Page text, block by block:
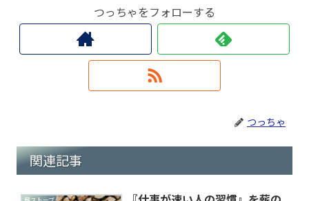
つっちゃをフォローする
つっちゃ
関連記事